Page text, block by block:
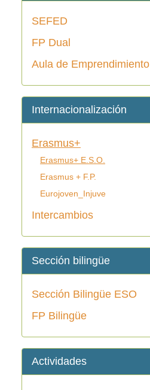
SEFED
FP Dual
Aula de Emprendimiento
Internacionalización
Erasmus+
Erasmus+ E.S.O.
Erasmus + F.P.
Eurojoven_Injuve
Intercambios
Sección bilingüe
Sección Bilingüe ESO
FP Bilingüe
Actividades